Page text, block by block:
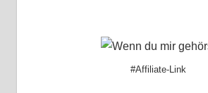
#Affiliate-Link